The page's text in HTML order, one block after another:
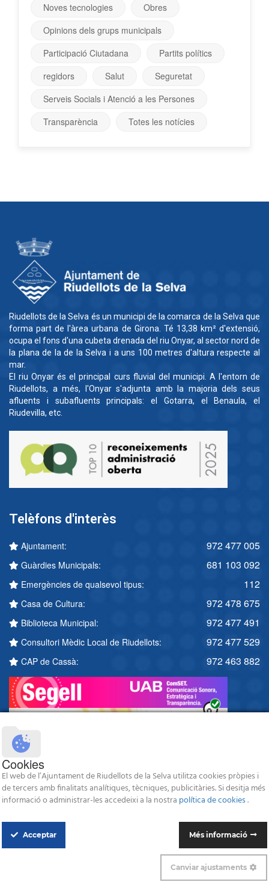
Noves tecnologies
Obres
Opinions dels grups municipals
Participació Ciutadana
Partits polítics
regidors
Salut
Seguretat
Serveis Socials i Atenció a les Persones
Transparència
Totes les notícies
Riudellots de la Selva és un municipi de la comarca de la Selva que
forma part de l'àrea urbana de Girona. Té 13,38 km² d'extensió,
ocupa el fons d'una cubeta drenada del riu Onyar, al sector nord de
la plana de la de la Selva i a uns 100 metres d'altura respecte al
mar.
El riu Onyar és el principal curs fluvial del municipi. A l'entorn de
Riudellots, a més, l'Onyar s'adjunta amb la majoria dels seus
afluents i subafluents principals: el Gotarra, el Benaula, el
Riudevilla, etc.
Telèfons d'interès
Ajuntament: 972 477 005
Guàrdies Municipals: 681 103 092
Emergències de qualsevol tipus: 112
Casa de Cultura: 972 478 675
Biblioteca Municipal: 972 477 491
Consultori Mèdic Local de Riudellots: 972 477 529
CAP de Cassà: 972 463 882
Política de protecció de dades-Política de Cookies
Disseny i programació web: Blaupixel.com
Cookies
El web de l’Ajuntament de Riudellots de la Selva utilitza cookies pròpies i
de tercers amb finalitats analítiques, tècniques, publicitàries. Si desitja més
informació o administrar-les accedeixi a la nostra política de cookies.
Acceptar Més informació
Canviar ajustaments